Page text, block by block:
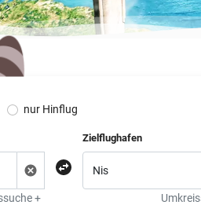
nur Hinflug
+
Zielflughafen